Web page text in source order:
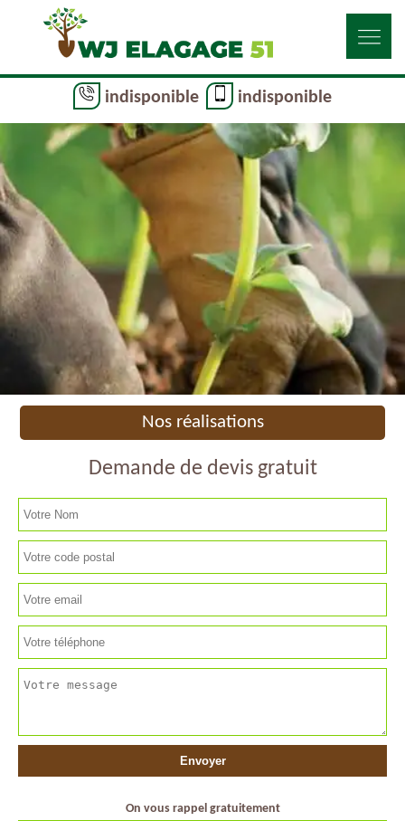
indisponible indisponible
Nos réalisations
Demande de devis gratuit
On vous rappel gratuitement